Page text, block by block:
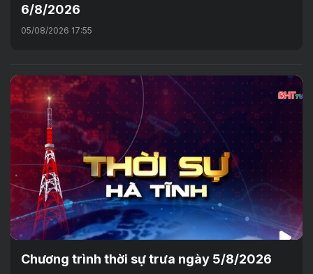
6/8/2026
05/08/2026 17:55
Chương trình thời sự trưa ngày 5/8/2026